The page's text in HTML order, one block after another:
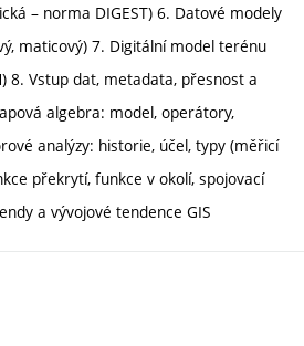
– norma DIGEST) 6. Datové modely
maticový) 7. Digitální model terénu
8. Vstup dat, metadata, přesnost a
algebra: model, operátory,
analýzy: historie, účel, typy (měřicí
překrytí, funkce v okolí, spojovací
a vývojové tendence GIS